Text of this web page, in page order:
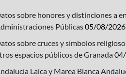
sobre honores y distinciones a
Públicas05/08/2026
sobre cruces y símbolos
espacios públicos de Granada
Laica y Marea Blanca